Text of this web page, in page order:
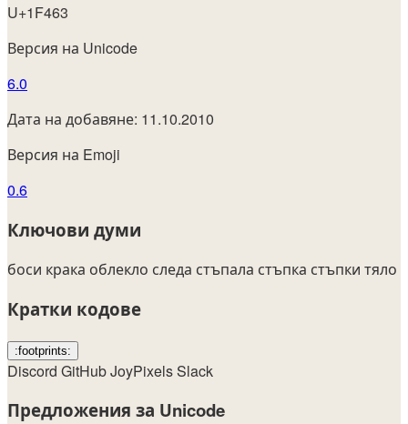
U+1F463
Версия на Unicode
6.0
Дата на добавяне: 11.10.2010
Версия на Emoji
0.6
Ключови думи
боси крака облекло следа стъпала стъпка стъпки тяло
Кратки кодове
:footprints:
Discord GitHubJoyPixelsSlack
Предложения за Unicode